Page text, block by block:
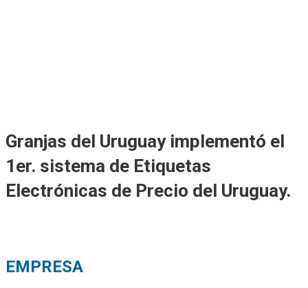
Granjas del Uruguay implementó el
1er. sistema de Etiquetas
Electrónicas de Precio del Uruguay.
EMPRESA